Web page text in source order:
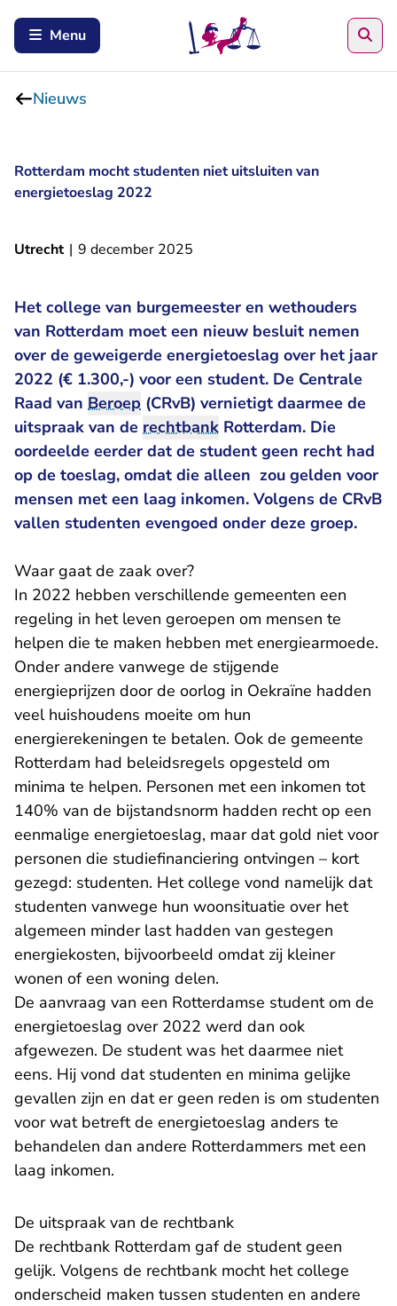
Menu
Nieuws
Rotterdam mocht studenten niet uitsluiten van
energietoeslag 2022
Utrecht | 9 december 2025
Het college van burgemeester en wethouders
van Rotterdam moet een nieuw besluit nemen
over de geweigerde energietoeslag over het jaar
2022 (€ 1.300,-) voor een student. De Centrale
Raad van Beroep (CRvB) vernietigt daarmee de
uitspraak van de rechtbank Rotterdam. Die
oordeelde eerder dat de student geen recht had
op de toeslag, omdat die alleen zou gelden voor
mensen met een laag inkomen. Volgens de CRvB
vallen studenten evengoed onder deze groep.
Waar gaat de zaak over?
In 2022 hebben verschillende gemeenten een
regeling in het leven geroepen om mensen te
helpen die te maken hebben met energiearmoede.
Onder andere vanwege de stijgende
energieprijzen door de oorlog in Oekraïne hadden
veel huishoudens moeite om hun
energierekeningen te betalen. Ook de gemeente
Rotterdam had beleidsregels opgesteld om
minima te helpen. Personen met een inkomen tot
140% van de bijstandsnorm hadden recht op een
eenmalige energietoeslag, maar dat gold niet voor
personen die studiefinanciering ontvingen – kort
gezegd: studenten. Het college vond namelijk dat
studenten vanwege hun woonsituatie over het
algemeen minder last hadden van gestegen
energiekosten, bijvoorbeeld omdat zij kleiner
wonen of een woning delen.
De aanvraag van een Rotterdamse student om de
energietoeslag over 2022 werd dan ook
afgewezen. De student was het daarmee niet
eens. Hij vond dat studenten en minima gelijke
gevallen zijn en dat er geen reden is om studenten
voor wat betreft de energietoeslag anders te
behandelen dan andere Rotterdammers met een
laag inkomen.
De uitspraak van de rechtbank
De rechtbank Rotterdam gaf de student geen
gelijk. Volgens de rechtbank mocht het college
onderscheid maken tussen studenten en andere